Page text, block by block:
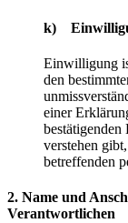
k)
Einwilligung
den
einer
verstehen
betreffenden
2. Name und
Verantwortlichen